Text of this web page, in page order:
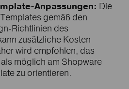
Anpassungen: Die
gemäß den
Richtlinien des
zusätzliche Kosten
wird empfohlen, das
möglich am Shopware
zu orientieren.